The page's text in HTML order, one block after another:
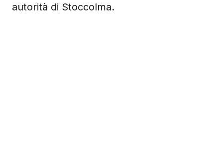
autorità di Stoccolma.